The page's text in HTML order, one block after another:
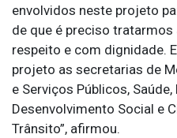
envolvidos neste projeto
de que é preciso
respeito e com dignidade.
projeto as secretarias de
e Serviços Públicos,
Desenvolvimento Social e
Trânsito”, afirmou.